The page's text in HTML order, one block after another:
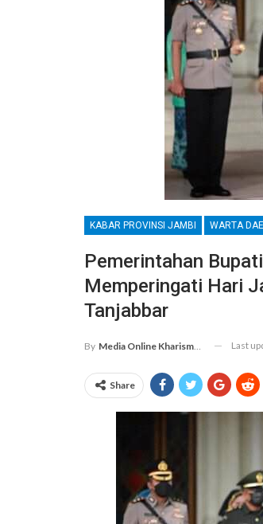
KABAR PROVINSI JAMBI WARTA
Pemerintahan
Memperingati Hari
Tanjabbar
By Media Online Kharismanews.id Last
Share